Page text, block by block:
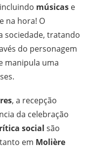
músicas e
na hora! O
sociedade, tratando
do personagem
manipula uma
, a recepção
da celebração
social são
em Molière